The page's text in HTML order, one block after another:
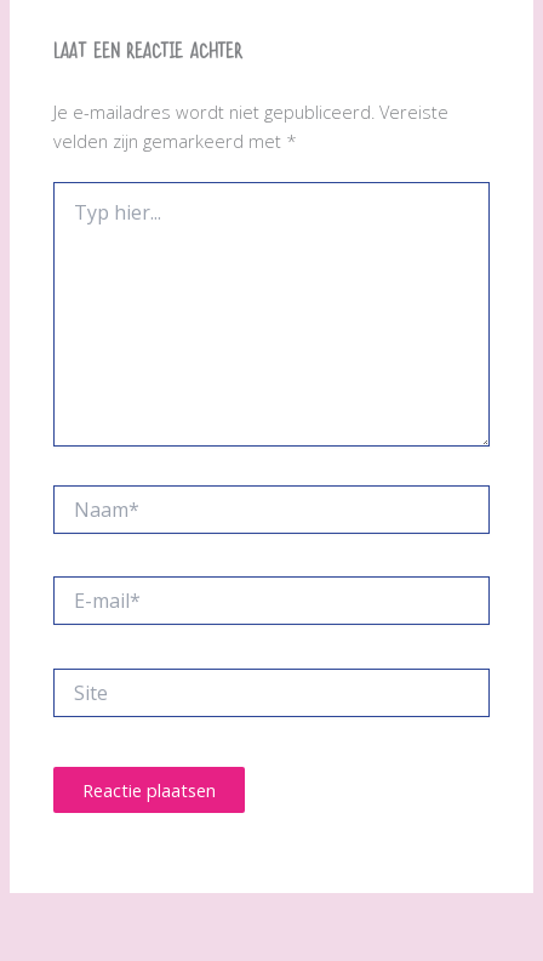
Laat een reactie achter
Je e-mailadres wordt niet gepubliceerd. Vereiste
velden zijn gemarkeerd met *
hier...
mail*